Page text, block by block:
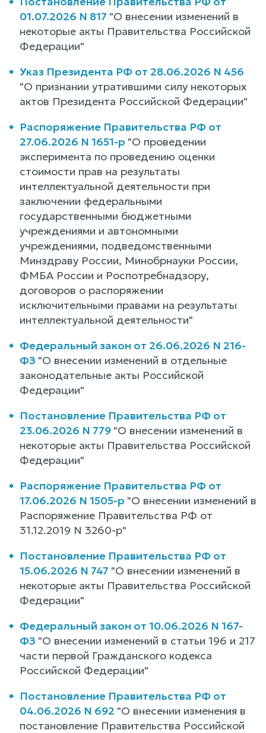
01.07.2026 N 817 "О внесении изменений в
некоторые акты Правительства Российской
Федерации"
Указ Президента РФ от 28.06.2026 N 456
"О признании утратившими силу некоторых
актов Президента Российской Федерации"
Распоряжение Правительства РФ от
27.06.2026 N 1651-р "О проведении
эксперимента по проведению оценки
стоимости прав на результаты
интеллектуальной деятельности при
заключении федеральными
государственными бюджетными
учреждениями и автономными
учреждениями, подведомственными
Минздраву России, Минобрнауки России,
ФМБА России и Роспотребнадзору,
договоров о распоряжении
исключительными правами на результаты
интеллектуальной деятельности"
Федеральный закон от 26.06.2026 N 216-
ФЗ "О внесении изменений в отдельные
законодательные акты Российской
Федерации"
Постановление Правительства РФ от
23.06.2026 N 779 "О внесении изменений в
некоторые акты Правительства Российской
Федерации"
Распоряжение Правительства РФ от
17.06.2026 N 1505-р "О внесении изменений в
Распоряжение Правительства РФ от
31.12.2019 N 3260-р"
Постановление Правительства РФ от
15.06.2026 N 747 "О внесении изменений в
некоторые акты Правительства Российской
Федерации"
Федеральный закон от 10.06.2026 N 167-
ФЗ "О внесении изменений в статьи 196 и 217
части первой Гражданского кодекса
Российской Федерации"
Постановление Правительства РФ от
04.06.2026 N 692 "О внесении изменения в
постановление Правительства Российской